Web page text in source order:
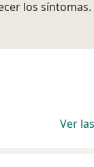
los
Ver